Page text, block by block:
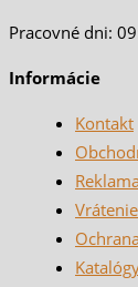
Pracovné dni:
Informácie
Kontakt